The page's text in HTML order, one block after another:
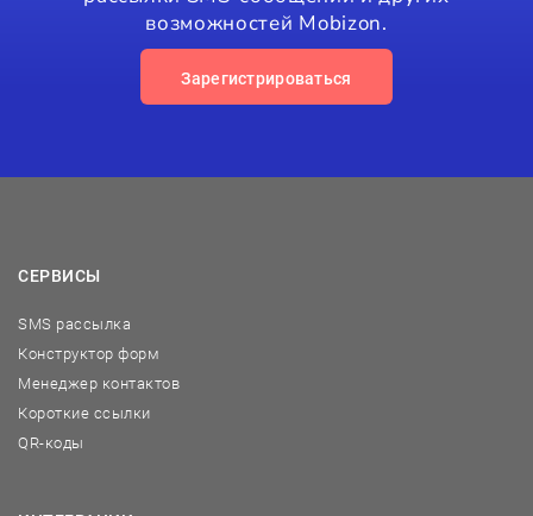
возможностей Mobizon.
Зарегистрироваться
СЕРВИСЫ
SMS рассылка
Конструктор форм
Менеджер контактов
Короткие ссылки
QR-коды